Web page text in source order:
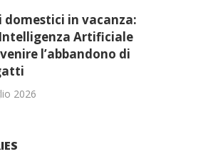
domestici in vacanza:
Artificiale
l’abbandono di
2026